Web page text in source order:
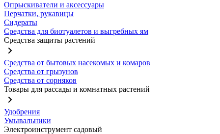
Опрыскиватели и аксессуары
Перчатки, рукавицы
Сидераты
Средства для биотуалетов и выгребных ям
Средства защиты растений
Средства от бытовых насекомых и комаров
Средства от грызунов
Средства от сорняков
Товары для рассады и комнатных растений
Удобрения
Умывальники
Электроинструмент садовый